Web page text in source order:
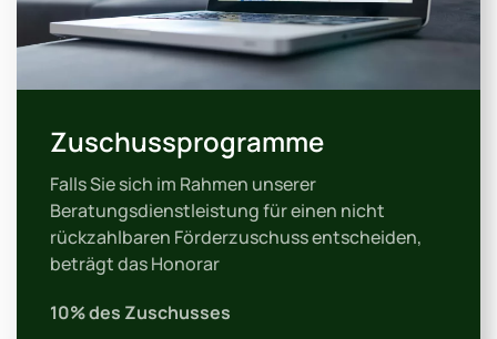
Zuschussprogramme
Falls Sie sich im Rahmen unserer
Beratungsdienstleistung für einen nicht
rückzahlbaren Förderzuschuss entscheiden,
beträgt das Honorar
10% des Zuschusses